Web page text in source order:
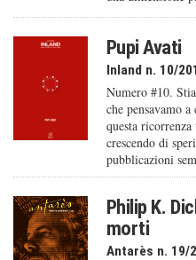
Pupi Avati
Inland n. 10/
Numero #10.
che pensavamo
questa
crescendo di
pubblicazioni
Philip K.
morti
Antarès n. 19/